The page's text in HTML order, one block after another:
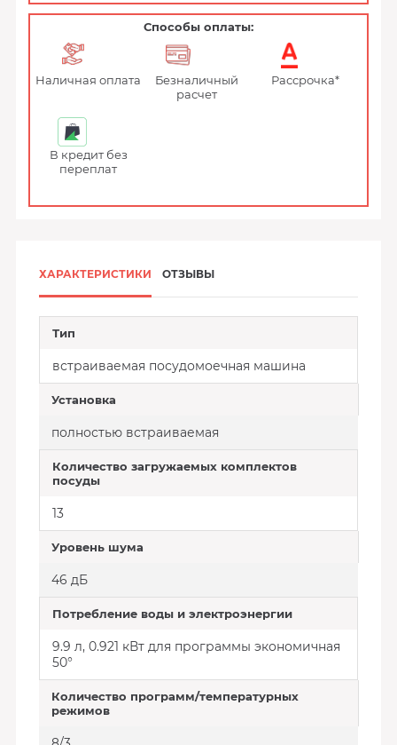
Способы оплаты:
Наличная оплата
Безналичный
расчет
Рассрочка*
В кредит без
переплат
ХАРАКТЕРИСТИКИ ОТЗЫВЫ
Тип
встраиваемая посудомоечная машина
Установка
полностью встраиваемая
Количество загружаемых комплектов
посуды
13
Уровень шума
46 дБ
Потребление воды и электроэнергии
9.9 л, 0.921 кВт для программы экономичная
50°
Количество программ/температурных
режимов